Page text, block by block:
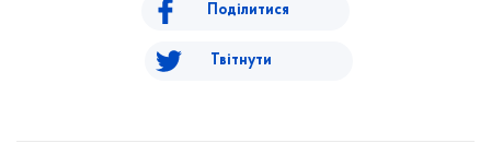
Поділитися
Твітнути